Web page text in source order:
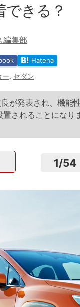
できる？
編集部
Hatena
ー, セダン
が発表され、機能
されることにな
1/54